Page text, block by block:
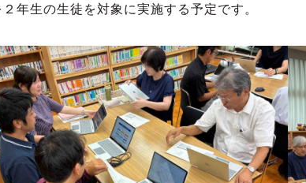
年生の生徒を対象に実施する予定です。